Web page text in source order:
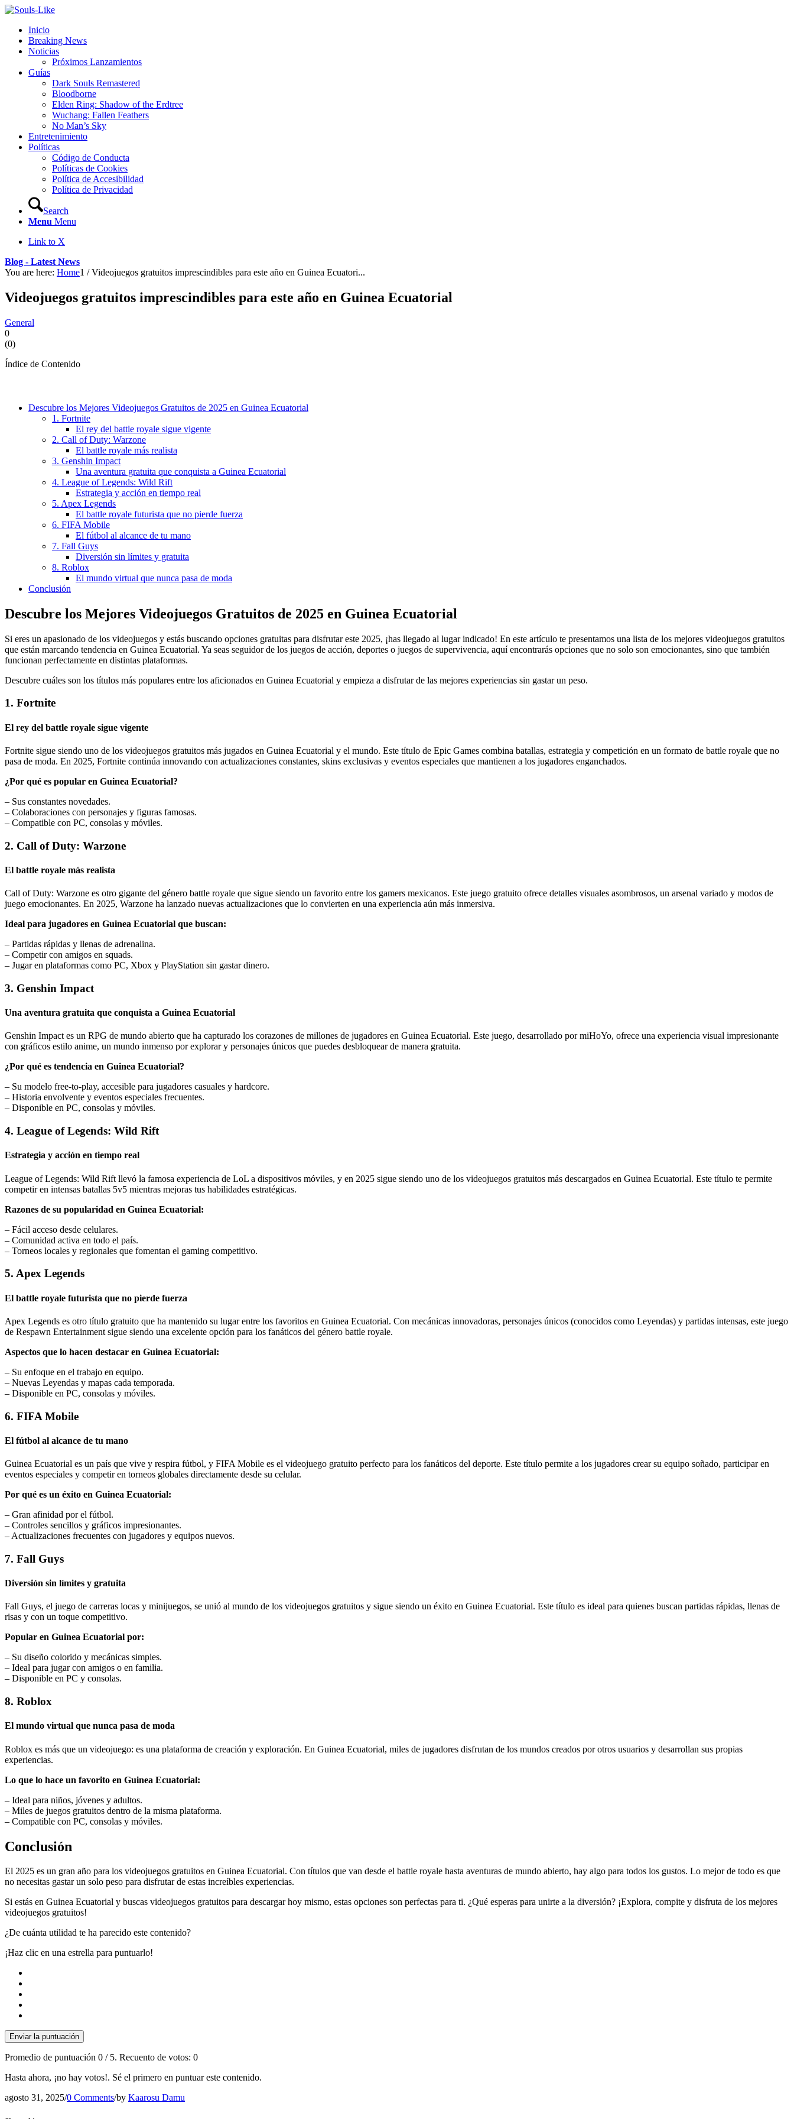
Inicio
Breaking News
Noticias
Próximos Lanzamientos
Guías
Dark Souls Remastered
Bloodborne
Elden Ring: Shadow of the Erdtree
Wuchang: Fallen Feathers
No Man’s Sky
Entretenimiento
Políticas
Código de Conducta
Políticas de Cookies
Política de Accesibilidad
Política de Privacidad
Search
Menu Menu
Link to X
Blog - Latest News
You are here: Home1 / Videojuegos gratuitos imprescindibles para este año en Guinea Ecuatori...
Videojuegos gratuitos imprescindibles para este año en Guinea Ecuatorial
General
0
(0)
Índice de Contenido
Descubre los Mejores Videojuegos Gratuitos de 2025 en Guinea Ecuatorial
1. Fortnite
El rey del battle royale sigue vigente
2. Call of Duty: Warzone
El battle royale más realista
3. Genshin Impact
Una aventura gratuita que conquista a Guinea Ecuatorial
4. League of Legends: Wild Rift
Estrategia y acción en tiempo real
5. Apex Legends
El battle royale futurista que no pierde fuerza
6. FIFA Mobile
El fútbol al alcance de tu mano
7. Fall Guys
Diversión sin límites y gratuita
8. Roblox
El mundo virtual que nunca pasa de moda
Conclusión
Descubre los Mejores Videojuegos Gratuitos de 2025 en Guinea Ecuatorial
Si eres un apasionado de los videojuegos y estás buscando opciones gratuitas para disfrutar este 2025, ¡has llegado al lugar indicado! En este artículo te presentamos una lista de los mejores videojuegos gratuitos
que están marcando tendencia en Guinea Ecuatorial. Ya seas seguidor de los juegos de acción, deportes o juegos de supervivencia, aquí encontrarás opciones que no solo son emocionantes, sino que también
funcionan perfectamente en distintas plataformas.
Descubre cuáles son los títulos más populares entre los aficionados en Guinea Ecuatorial y empieza a disfrutar de las mejores experiencias sin gastar un peso.
1. Fortnite
El rey del battle royale sigue vigente
Fortnite sigue siendo uno de los videojuegos gratuitos más jugados en Guinea Ecuatorial y el mundo. Este título de Epic Games combina batallas, estrategia y competición en un formato de battle royale que no
pasa de moda. En 2025, Fortnite continúa innovando con actualizaciones constantes, skins exclusivas y eventos especiales que mantienen a los jugadores enganchados.
¿Por qué es popular en Guinea Ecuatorial?
– Sus constantes novedades.
– Colaboraciones con personajes y figuras famosas.
– Compatible con PC, consolas y móviles.
2. Call of Duty: Warzone
El battle royale más realista
Call of Duty: Warzone es otro gigante del género battle royale que sigue siendo un favorito entre los gamers mexicanos. Este juego gratuito ofrece detalles visuales asombrosos, un arsenal variado y modos de
juego emocionantes. En 2025, Warzone ha lanzado nuevas actualizaciones que lo convierten en una experiencia aún más inmersiva.
Ideal para jugadores en Guinea Ecuatorial que buscan:
– Partidas rápidas y llenas de adrenalina.
– Competir con amigos en squads.
– Jugar en plataformas como PC, Xbox y PlayStation sin gastar dinero.
3. Genshin Impact
Una aventura gratuita que conquista a Guinea Ecuatorial
Genshin Impact es un RPG de mundo abierto que ha capturado los corazones de millones de jugadores en Guinea Ecuatorial. Este juego, desarrollado por miHoYo, ofrece una experiencia visual impresionante
con gráficos estilo anime, un mundo inmenso por explorar y personajes únicos que puedes desbloquear de manera gratuita.
¿Por qué es tendencia en Guinea Ecuatorial?
– Su modelo free-to-play, accesible para jugadores casuales y hardcore.
– Historia envolvente y eventos especiales frecuentes.
– Disponible en PC, consolas y móviles.
4. League of Legends: Wild Rift
Estrategia y acción en tiempo real
League of Legends: Wild Rift llevó la famosa experiencia de LoL a dispositivos móviles, y en 2025 sigue siendo uno de los videojuegos gratuitos más descargados en Guinea Ecuatorial. Este título te permite
competir en intensas batallas 5v5 mientras mejoras tus habilidades estratégicas.
Razones de su popularidad en Guinea Ecuatorial:
– Fácil acceso desde celulares.
– Comunidad activa en todo el país.
– Torneos locales y regionales que fomentan el gaming competitivo.
5. Apex Legends
El battle royale futurista que no pierde fuerza
Apex Legends es otro título gratuito que ha mantenido su lugar entre los favoritos en Guinea Ecuatorial. Con mecánicas innovadoras, personajes únicos (conocidos como Leyendas) y partidas intensas, este juego
de Respawn Entertainment sigue siendo una excelente opción para los fanáticos del género battle royale.
Aspectos que lo hacen destacar en Guinea Ecuatorial:
– Su enfoque en el trabajo en equipo.
– Nuevas Leyendas y mapas cada temporada.
– Disponible en PC, consolas y móviles.
6. FIFA Mobile
El fútbol al alcance de tu mano
Guinea Ecuatorial es un país que vive y respira fútbol, y FIFA Mobile es el videojuego gratuito perfecto para los fanáticos del deporte. Este título permite a los jugadores crear su equipo soñado, participar en
eventos especiales y competir en torneos globales directamente desde su celular.
Por qué es un éxito en Guinea Ecuatorial:
– Gran afinidad por el fútbol.
– Controles sencillos y gráficos impresionantes.
– Actualizaciones frecuentes con jugadores y equipos nuevos.
7. Fall Guys
Diversión sin límites y gratuita
Fall Guys, el juego de carreras locas y minijuegos, se unió al mundo de los videojuegos gratuitos y sigue siendo un éxito en Guinea Ecuatorial. Este título es ideal para quienes buscan partidas rápidas, llenas de
risas y con un toque competitivo.
Popular en Guinea Ecuatorial por:
– Su diseño colorido y mecánicas simples.
– Ideal para jugar con amigos o en familia.
– Disponible en PC y consolas.
8. Roblox
El mundo virtual que nunca pasa de moda
Roblox es más que un videojuego: es una plataforma de creación y exploración. En Guinea Ecuatorial, miles de jugadores disfrutan de los mundos creados por otros usuarios y desarrollan sus propias
experiencias.
Lo que lo hace un favorito en Guinea Ecuatorial:
– Ideal para niños, jóvenes y adultos.
– Miles de juegos gratuitos dentro de la misma plataforma.
– Compatible con PC, consolas y móviles.
Conclusión
El 2025 es un gran año para los videojuegos gratuitos en Guinea Ecuatorial. Con títulos que van desde el battle royale hasta aventuras de mundo abierto, hay algo para todos los gustos. Lo mejor de todo es que
no necesitas gastar un solo peso para disfrutar de estas increíbles experiencias.
Si estás en Guinea Ecuatorial y buscas videojuegos gratuitos para descargar hoy mismo, estas opciones son perfectas para ti. ¿Qué esperas para unirte a la diversión? ¡Explora, compite y disfruta de los mejores
videojuegos gratuitos!
¿De cuánta utilidad te ha parecido este contenido?
¡Haz clic en una estrella para puntuarlo!
Enviar la puntuación
Promedio de puntuación 0 / 5. Recuento de votos: 0
Hasta ahora, ¡no hay votos!. Sé el primero en puntuar este contenido.
agosto 31, 2025/0 Comments/by Kaarosu Damu